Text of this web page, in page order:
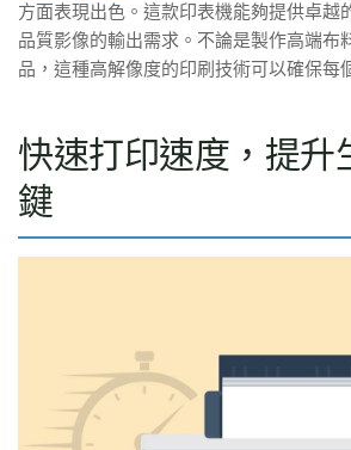
方面表現出色。這款印表機能夠提供卓越
品質影像的輸出需求。不論是製作高端布
品，這種高解像度的印刷技術可以確保每
快速打印速度，提升
鍵